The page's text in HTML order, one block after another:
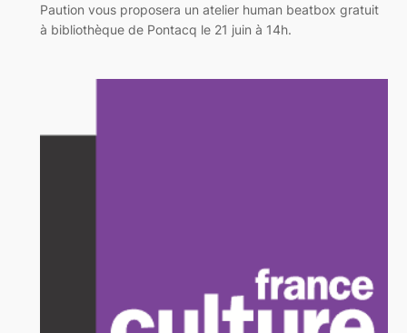
Paution vous proposera un atelier human beatbox gratuit
à bibliothèque de Pontacq le 21 juin à 14h.